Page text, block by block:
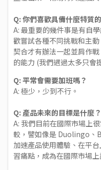
Q: 你們喜歡具備什麼特質
A: 最重要的幾件事是有自
歡嘗試各種不同挑戰和主
契合才有辦法一起並肩作
的能力 (我們遇過太多只會
Q: 平常會需要加班嗎？
A: 極少，少到不行。
Q: 產品未來的目標是什麼？
A: 我們目前在國際市場上
較，譬如像是 Duolingo、
加速產品使用體驗、在平
習痛點，成為在國際市場